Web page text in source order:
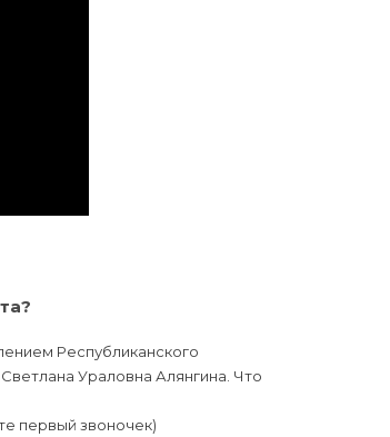
Республиканского
Ураловна Алянгина. Что
первый звоночек)